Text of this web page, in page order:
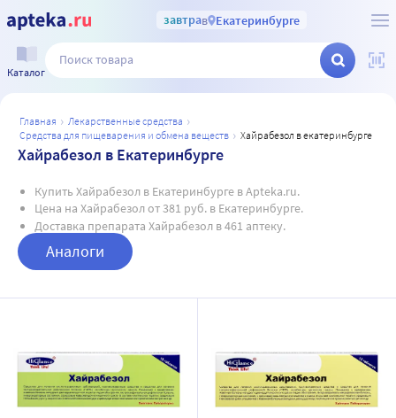
завтрав Екатеринбурге
Каталог
главная
лекарственные средства
средства для пищеварения и обмена веществ
хайрабезол в екатеринбурге
Хайрабезол в Екатеринбурге
Купить Хайрабезол в Екатеринбурге в Apteka.ru.
Цена на Хайрабезол от 381 руб. в Екатеринбурге.
Доставка препарата Хайрабезол в 461 аптеку.
Аналоги